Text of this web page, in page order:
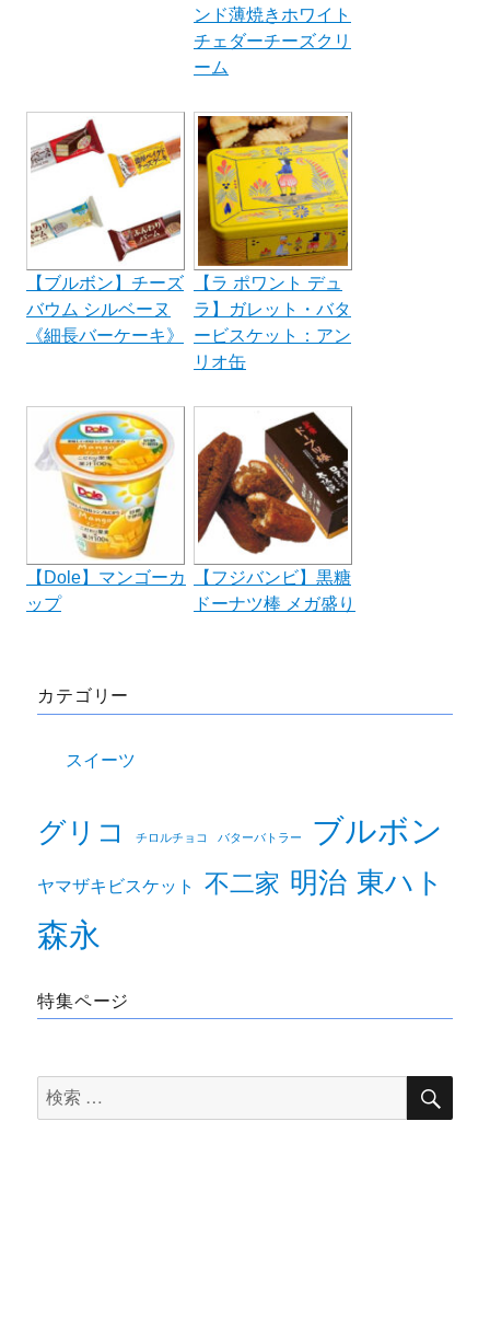
ンド薄焼きホワイト
チェダーチーズクリ
ーム
【ブルボン】チーズ
バウム シルベーヌ
《細長バーケーキ》
【ラ ポワント デュ
ラ】ガレット・バタ
ービスケット：アン
リオ缶
【Dole】マンゴーカ
ップ
【フジバンビ】黒糖
ドーナツ棒 メガ盛り
カテゴリー
スイーツ
グリコ チロルチョコ バターバトラー ブルボン
ヤマザキビスケット 不二家 明治 東ハト
森永
特集ページ
検
索
検